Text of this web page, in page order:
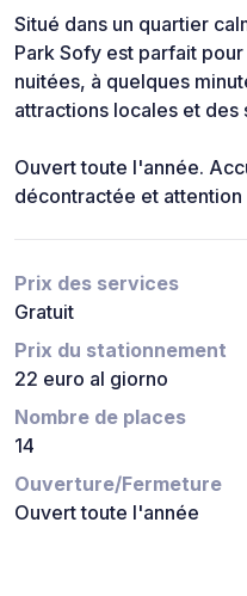
Situé dans un quartier
Park Sofy est parfait
nuitées, à quelques
attractions locales et des
Ouvert toute l'année.
décontractée et
Prix des services
Gratuit
Prix du stationnement
22 euro al giorno
Nombre de places
14
Ouverture/Fermeture
Ouvert toute l'année